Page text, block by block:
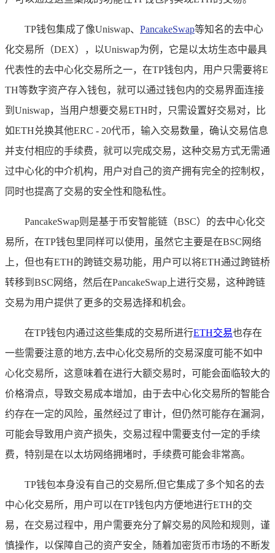
TP钱包集成了像Uniswap、 PancakeSwap等知名的去中心
化交易所（DEX），以Uniswap为例，它是以太坊生态中最具
代表性的去中心化交易所之一，在TP钱包内，用户只需要将E
TH等数字资产存入钱包，就可以通过钱包内的交易界面连接
到Uniswap，当用户想要交易ETH时，只需设置好交易对，比
如ETH兑换其他ERC - 20代币，输入交易数量，确认交易信息
并支付相应的手续费，就可以完成交易，这种交易方式无需通
过中心化的中介机构，用户对自己的资产拥有完全的控制权，
同时也提高了交易的安全性和隐私性。
PancakeSwap则是基于币安智能链（BSC）的去中心化交
易所，在TP钱包里同样可以使用，虽然它主要是在BSC网络
上，但也有ETH的跨链交易功能，用户可以将ETH通过跨链桥
转移到BSC网络，然后在PancakeSwap上进行交易，这种跨链
交易为用户提供了更多的交易选择和机会。
在TP钱包内通过这些集成的交易所进行ETH交易也存在
一些需要注意的地方,去中心化交易所的交易深度可能不如中
心化交易所，这意味着在进行大额交易时，可能会面临较大的
价格滑点，导致交易成本增加，由于去中心化交易所的智能合
约存在一定的风险，虽然经过了审计，但仍然可能存在漏洞，
可能会导致用户资产损失，交易过程中需要支付一定的手续
费，特别是在以太坊网络拥堵时，手续费可能会非常高。
TP钱包本身没有自己的交易所,但它集成了多个知名的去
中心化交易所，用户可以在TP钱包内方便地进行ETH的交
易，在交易过程中，用户需要充分了解交易的风险和规则，谨
慎操作，以保障自己的资产安全，随着加密货币市场的不断发